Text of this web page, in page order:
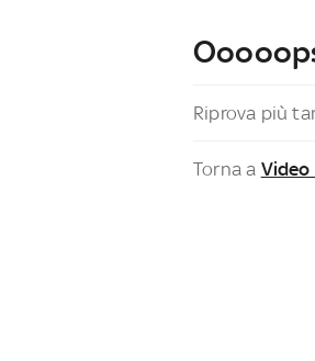
Riprova più
Torna a Video